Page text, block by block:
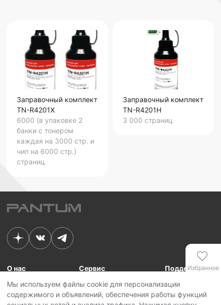
Заправочный комплект
TN-R4201X
6000 (в упаковке 2
банки с тонером
каждая на 3000 стр. и
чип на 6000 стр.)
страниц
Заправочный комплект
TN-R4201H
3 000 страниц
Мы используем файлы cookie для персонализации
содержимого и объявлений, обеспечения работы функций
Избранное
Сравнение
О нас
Связь с Pantum
Новости
Сервис
Сервисные центры
Сервисная политика
Поддержка
Для сотрудников
Для партнеров